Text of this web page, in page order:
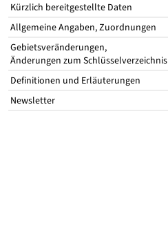
Kürzlich bereitgestellte Daten
Allgemeine Angaben, Zuordnungen
Gebietsveränderungen,
Änderungen zum Schlüsselverzeichnis
Definitionen und Erläuterungen
Newsletter